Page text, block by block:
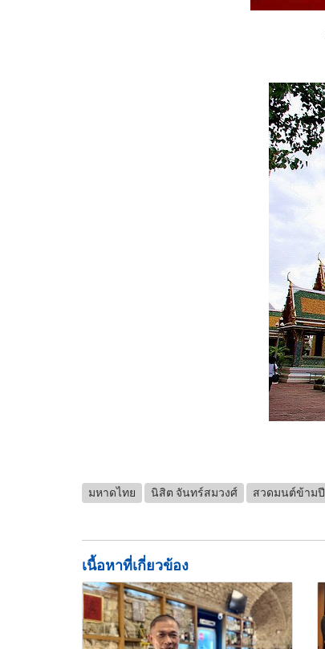
มหาดไทย นิสิต จันทร์สมวงศ์ สวดมนต์ข้ามปี
เนื้อหาที่เกี่ยวข้อง